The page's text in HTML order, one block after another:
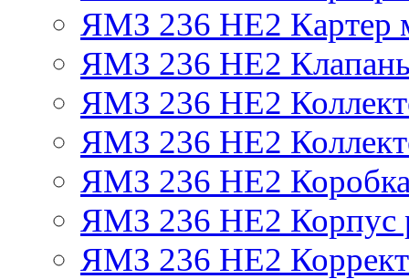
ЯМЗ 236 НЕ2 Картер
ЯМЗ 236 НЕ2 Клапаны
ЯМЗ 236 НЕ2
ЯМЗ 236 НЕ2
ЯМЗ 236 НЕ2 Коробка
ЯМЗ 236 НЕ2 Корпус
ЯМЗ 236 НЕ2